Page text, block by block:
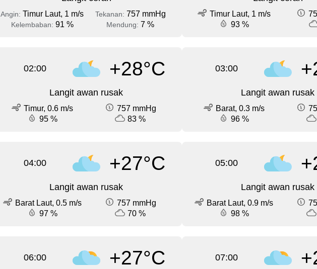
Angin: Timur Laut, 1 m/s Tekanan: 757 mmHg
Kelembaban: 91 % Mendung: 7 %
Timur Laut, 1 m/s
93 %
02:00 +28°C
Langit awan rusak
Timur, 0.6 m/s
757 mmHg
95 %
83 %
03:00
Langit awan rusak
Barat, 0.3 m/s
96 %
04:00 +27°C
Langit awan rusak
Barat Laut, 0.5 m/s
757 mmHg
97 %
70 %
05:00
Langit awan rusak
Barat Laut, 0.9 m/s
98 %
06:00 +27°C 07:00